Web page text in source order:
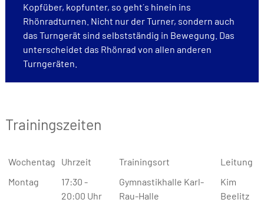
Kopfüber, kopfunter, so geht´s hinein ins
Rhönradturnen. Nicht nur der Turner, sondern auch
das Turngerät sind selbstständig in Bewegung. Das
unterscheidet das Rhönrad von allen anderen
Turngeräten.
Trainingszeiten
Wochentag Uhrzeit Trainingsort
Leitung
Montag
17:30 -
20:00 Uhr
Gymnastikhalle Karl-
Rau-Halle
Kim
Beelitz